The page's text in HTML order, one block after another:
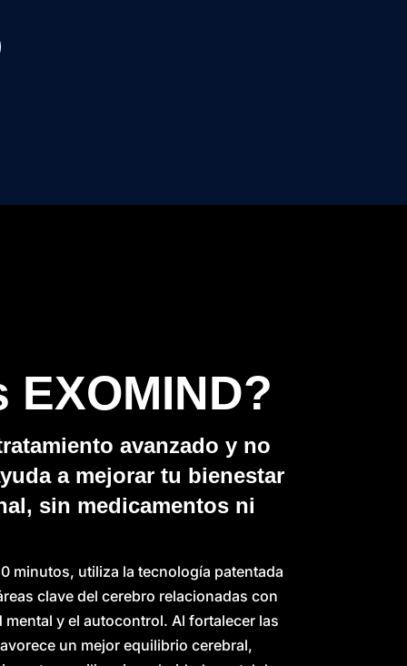
EXOMIND?
avanzado y no
a mejorar tu bienestar
sin medicamentos ni
minutos, utiliza la tecnología patentada
clave del cerebro relacionadas con
y el autocontrol. Al fortalecer las
un mejor equilibrio cerebral,